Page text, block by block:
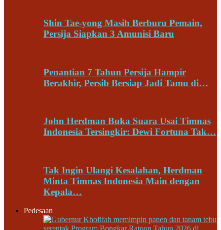
Shin Tae-yong Masih Berburu Pemain,
Persija Siapkan 3 Amunisi Baru
Penantian 7 Tahun Persija Hampir
Berakhir, Persib Bersiap Jadi Tamu di…
John Herdman Buka Suara Usai Timnas
Indonesia Tersingkir: Dewi Fortuna Tak…
Tak Ingin Ulangi Kesalahan, Herdman
Minta Timnas Indonesia Main dengan
Kepala…
Pedesaan